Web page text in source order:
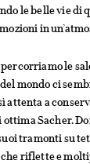
le belle vie
in
le
mondo ci
attenta a
Sacher.
tramonti su
riflette e